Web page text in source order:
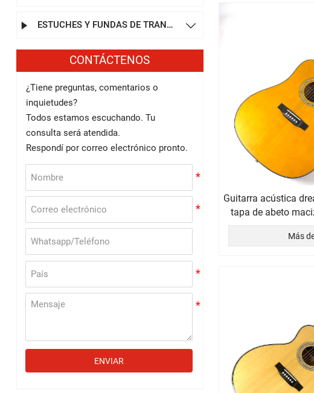
 ESTUCHES Y FUNDAS DE TRANSPORTE 
CONTÁCTENOS
¿Tiene preguntas, comentarios o
inquietudes?
Todos estamos escuchando. Tu
consulta será atendida.
Respondí por correo electrónico pronto.
ENVIAR
Guitarra acústica
tapa de abeto
Afanti
Más